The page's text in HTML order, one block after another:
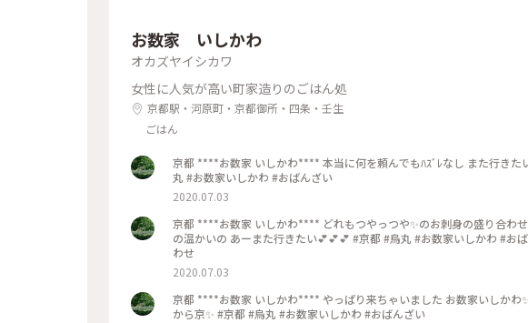
お数家 いしかわ
オカズヤイシカワ
女性に人気が高い町家造りのごはん処
京都駅・河原町・京都御所・四条・壬生
ごはん
京都 ****お数家 いしかわ**** 本当に何を頼んでもﾊｽﾞﾚなし また行きたい💕 大好きなごはんやさんです✨ #京都 #烏
丸 #お数家いしかわ #おばんざい
2020.07.03
京都 ****お数家 いしかわ**** どれもつやっつや✨のお刺身の盛り合わせ おばんざいの盛り合わせ ジャスミンティー
の温かいの あーまた行きたい💕💕💕 #京都 #烏丸 #お数家いしかわ #おばんざい #お刺身 #刺盛り #おばんざい盛り合
わせ
2020.07.03
京都 ****お数家 いしかわ**** やっぱり来ちゃいました お数家いしかわ✨ ここでごはん🍽️食べたくて ﾗﾝﾁ軽め&ﾎﾃﾙは
から京✨ #京都 #烏丸 #お数家いしかわ #おばんざい